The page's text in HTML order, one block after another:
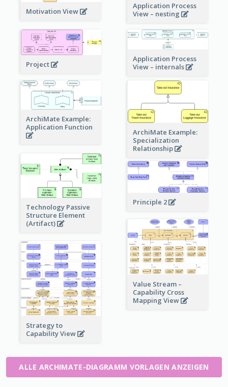
Motivation View
Application Process
View – nesting
Project
Application Process
View – internals
ArchiMate Example:
Application Function
ArchiMate Example:
Specialization
Relationship
Technology Passive
Structure Element
(Artifact)
Principle 2
Value Stream –
Capability Cross
Mapping View
Strategy to
Capability View
ALLE ARCHIMATE-DIAGRAMM VORLAGEN ANZEIGEN